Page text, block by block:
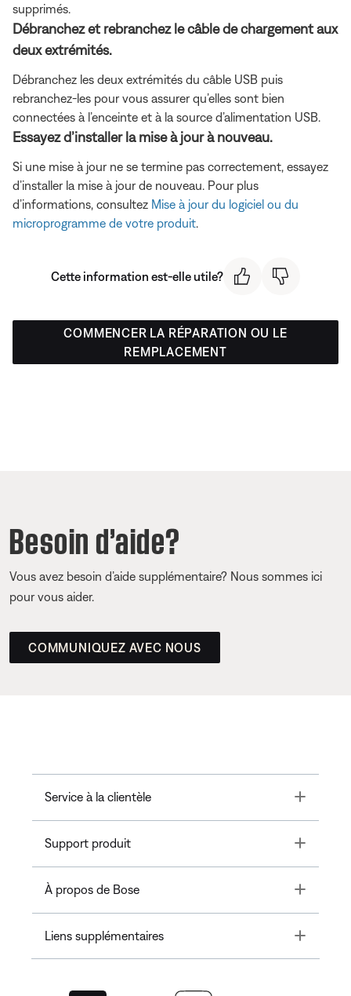
supprimés.
Débranchez et rebranchez le câble de chargement aux
deux extrémités.
Débranchez les deux extrémités du câble USB puis
rebranchez-les pour vous assurer qu’elles sont bien
connectées à l’enceinte et à la source d’alimentation USB.
Essayez d’installer la mise à jour à nouveau.
Si une mise à jour ne se termine pas correctement, essayez
d’installer la mise à jour de nouveau. Pour plus
d’informations, consultez Mise à jour du logiciel ou du
microprogramme de votre produit
Cette information est-elle utile?
COMMENCER LA RÉPARATION OU LE
REMPLACEMENT
Besoin d’aide?
Vous avez besoin d’aide supplémentaire? Nous sommes ici
pour vous aider.
COMMUNIQUEZ AVEC NOUS
Service à la clientèle Toggle
Support produit Toggle
À propos de Bose Toggle
Liens supplémentaires Toggle